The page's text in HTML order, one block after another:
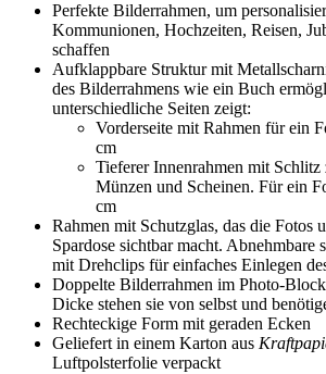
Perfekte Bilderrahmen, um
Kommunionen, Hochzeiten, Reisen,
schaffen
Aufklappbare Struktur mit
des Bilderrahmens wie ein Buch
unterschiedliche Seiten zeigt:
Vorderseite mit Rahmen für ein
cm
Tieferer Innenrahmen mit
Münzen und Scheinen. Für ein
cm
Rahmen mit Schutzglas, das die Fotos
Spardose sichtbar macht. Abnehmbare
mit Drehclips für einfaches Einlegen
Doppelte Bilderrahmen im Photo-
Dicke stehen sie von selbst und
Rechteckige Form mit geraden Ecken
Geliefert in einem Karton aus
Luftpolsterfolie verpackt